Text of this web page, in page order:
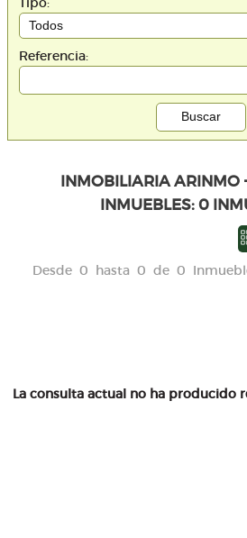
Referencia:
INMOBILIARIA ARINMO
INMUEBLES: 0
Desde 0 hasta 0 de 0
La consulta actual no ha producido